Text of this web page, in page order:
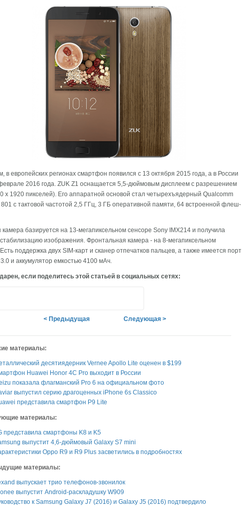
в европейских регионах смартфон появился с 13 октября 2015 года, а в России
2016 года. ZUK Z1 оснащается 5,5-дюймовым дисплеем с разрешением
x 1920 пикселей). Его аппаратной основой стал четырехъядерный Qualcomm
с тактовой частотой 2,5 ГГц, 3 ГБ оперативной памяти, 64 встроенной флеш-
базируется на 13-мегапиксельном сенсоре Sony IMX214 и получила
изображения. Фронтальная камера - на 8-мегапиксельном
поддержка двух SIM-карт и сканер отпечатков пальцев, а также имеется порт
и аккумулятор емкостью 4100 мАч.
если поделитесь этой статьей в социальных сетях:
< Предыдущая Следующая >
материалы:
десятиядерник Vernee Apollo Lite оценен в $199
Huawei Honor 4C Pro выходит в России
показала флагманский Pro 6 на официальном фото
выпустил серию драгоценных iPhone 6s Classico
представила смартфон P9 Lite
материалы:
представила смартфоны K8 и K5
выпустит 4,6-дюймовый Galaxy S7 mini
Oppo R9 и R9 Plus засветились в подробностях
материалы:
выпускает трио телефонов-звонилок
выпустит Android-раскладушку W909
к Samsung Galaxy J7 (2016) и Galaxy J5 (2016) подтвердило